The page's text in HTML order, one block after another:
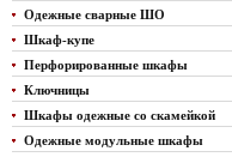
Одежные сварные ШО
Шкаф-купе
Перфорированные шкафы
Ключницы
Шкафы одежные со скамейкой
Одежные модульные шкафы